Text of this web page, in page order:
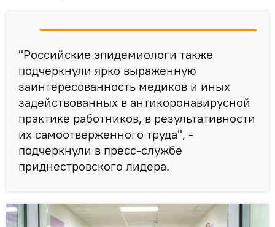
"Российские эпидемиологи также
подчеркнули ярко выраженную
заинтересованность медиков и иных
задействованных в антикоронавирусной
практике работников, в результативности
их самоотверженного труда", -
подчеркнули в пресс-службе
приднестровского лидера.